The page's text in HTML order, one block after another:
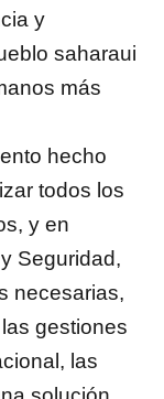
y
saharaui
más
hecho
todos los
y en
Seguridad,
necesarias,
gestiones
las